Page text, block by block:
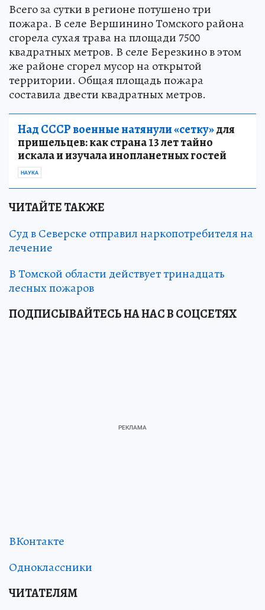
Всего за сутки в регионе потушено три
пожара. В селе Вершинино Томского района
сгорела сухая трава на площади 7500
квадратных метров. В селе Березкино в этом
же районе сгорел мусор на открытой
территории. Общая площадь пожара
составила двести квадратных метров.
Над СССР военные натянули «сетку»для
пришельцев: как страна 13 лет тайно
искала и изучала инопланетных гостей
НАУКА
ЧИТАЙТЕ ТАКЖЕ
Суд в Северске отправил наркопотребителя на
лечение
В Томской области действует тринадцать
лесных пожаров
ПОДПИСЫВАЙТЕСЬ НА НАС В СОЦСЕТЯХ
ВКонтакте
Одноклассники
ЧИТАТЕЛЯМ